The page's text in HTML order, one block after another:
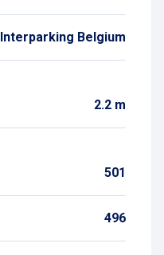
Interparking Belgium
2.2 m
501
496